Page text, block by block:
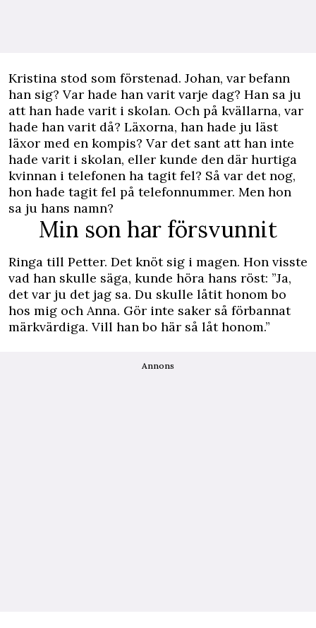
Kristina stod som förstenad. Johan, var befann
han sig? Var hade han varit varje dag? Han sa ju
att han hade varit i skolan. Och på kvällarna, var
hade han varit då? Läxorna, han hade ju läst
läxor med en kompis? Var det sant att han inte
hade varit i skolan, eller kunde den där hurtiga
kvinnan i telefonen ha tagit fel? Så var det nog,
hon hade tagit fel på telefonnummer. Men hon
sa ju hans namn?
Min son har försvunnit
Ringa till Petter. Det knöt sig i magen. Hon visste
vad han skulle säga, kunde höra hans röst: ”Ja,
det var ju det jag sa. Du skulle låtit honom bo
hos mig och Anna. Gör inte saker så förbannat
märkvärdiga. Vill han bo här så låt honom.”
Annons